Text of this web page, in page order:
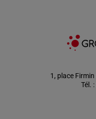
1, place
Tél.